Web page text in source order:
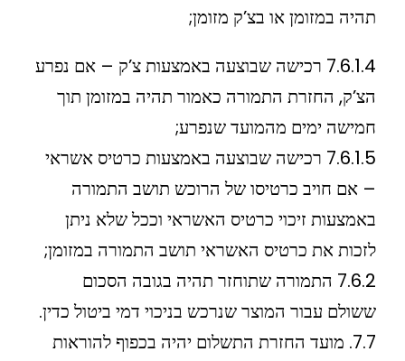
תהיה במזומן או בצ’ק מזומן;
7.6.1.4 רכישה שבוצעה באמצעות צ’ק – אם נפרע
הצ’ק, החזרת התמורה כאמור תהיה במזומן תוך
חמישה ימים מהמועד שנפרע;
7.6.1.5 רכישה שבוצעה באמצעות כרטיס אשראי
– אם חויב כרטיסו של הרוכש תושב התמורה
באמצעות זיכוי כרטיס האשראי וככל שלא ניתן
לזכות את כרטיס האשראי תושב התמורה במזומן;
7.6.2 התמורה שתוחזר תהיה בגובה הסכום
ששולם עבור המוצר שנרכש בניכוי דמי ביטול כדין.
7.7. מועד החזרת התשלום יהיה בכפוף להוראות